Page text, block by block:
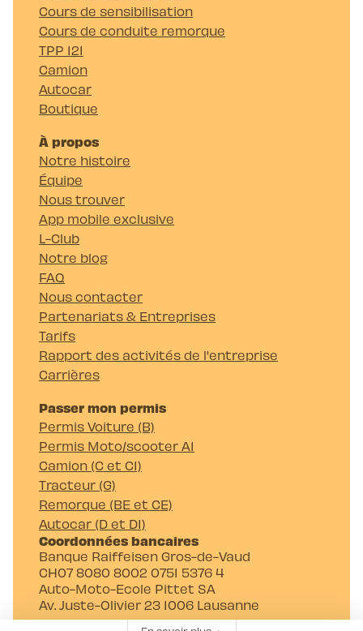
Cours de sensibilisation
Cours de conduite remorque
TPP 121
Camion
Autocar
Boutique
À propos
Notre histoire
Équipe
Nous trouver
App mobile exclusive
L-Club
Notre blog
FAQ
Nous contacter
Partenariats & Entreprises
Tarifs
Rapport des activités de l'entreprise
Carrières
Passer mon permis
Permis Voiture (B)
Permis Moto/scooter A1
Camion (C et C1)
Tracteur (G)
Remorque (BE et CE)
Autocar (D et D1)
Coordonnées bancaires
Banque Raiffeisen Gros-de-Vaud
CH07 8080 8002 0751 5376 4
Auto-Moto-Ecole Pittet SA
Av. Juste-Olivier 23 1006 Lausanne